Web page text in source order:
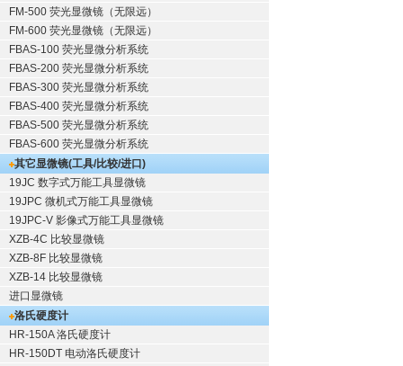
FM-500 荧光显微镜（无限远）
FM-600 荧光显微镜（无限远）
FBAS-100 荧光显微分析系统
FBAS-200 荧光显微分析系统
FBAS-300 荧光显微分析系统
FBAS-400 荧光显微分析系统
FBAS-500 荧光显微分析系统
FBAS-600 荧光显微分析系统
其它显微镜(工具/比较/进口)
19JC 数字式万能工具显微镜
19JPC 微机式万能工具显微镜
19JPC-V 影像式万能工具显微镜
XZB-4C 比较显微镜
XZB-8F 比较显微镜
XZB-14 比较显微镜
进口显微镜
洛氏硬度计
HR-150A 洛氏硬度计
HR-150DT 电动洛氏硬度计